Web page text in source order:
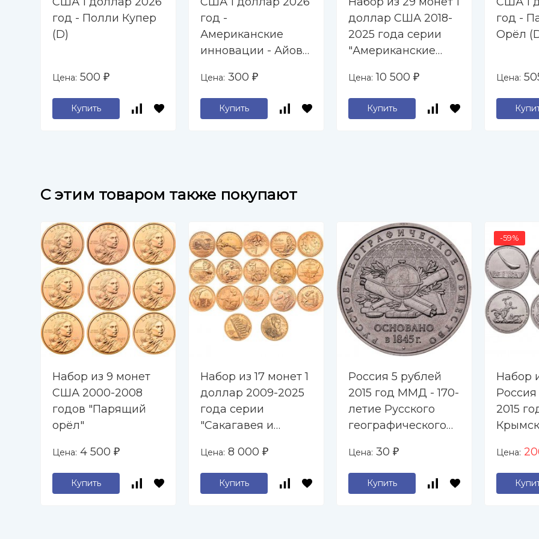
год - Полли Купер
(D)
Цена: 500 ₽
Купить
год -
Американские
инновации - Айова.
отец Зелёной
революции (D)
Цена: 300 ₽
Купить
доллар США 2018-
2025 года серии
"Американские
Цена: 10 500 ₽
Купить
год -
Орёл
Цена:
C этим товаром также покупают
Набор из 9 монет
США 2000-2008
годов "Парящий
орёл"
Цена: 4 500 ₽
Купить
Набор из 17 монет 1
доллар 2009-2025
года серии
"Сакагавея и
американцы"
Цена: 8 000 ₽
Купить
Россия 5 рублей
2015 год ММД - 170-
летие Русского
географического
Цена: 30 ₽
Купить
-59%
Набор
2015
Цена: